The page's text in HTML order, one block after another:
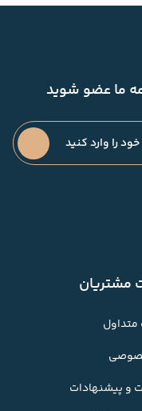
ما عضو شوید
مشتریان
متداول
و پیشنهادات